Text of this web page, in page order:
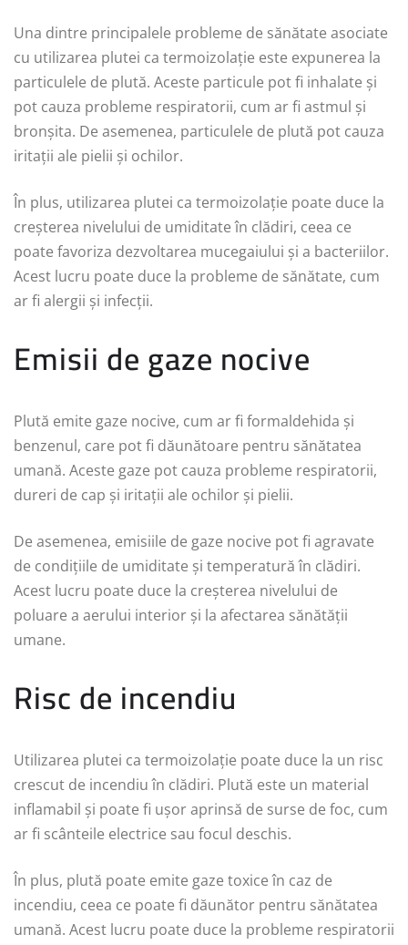
Una dintre principalele probleme de sănătate asociate
cu utilizarea plutei ca termoizolație este expunerea la
particulele de plută. Aceste particule pot fi inhalate și
pot cauza probleme respiratorii, cum ar fi astmul și
bronșita. De asemenea, particulele de plută pot cauza
iritații ale pielii și ochilor.
În plus, utilizarea plutei ca termoizolație poate duce la
creșterea nivelului de umiditate în clădiri, ceea ce
poate favoriza dezvoltarea mucegaiului și a bacteriilor.
Acest lucru poate duce la probleme de sănătate, cum
ar fi alergii și infecții.
Emisii de gaze nocive
Plută emite gaze nocive, cum ar fi formaldehida și
benzenul, care pot fi dăunătoare pentru sănătatea
umană. Aceste gaze pot cauza probleme respiratorii,
dureri de cap și iritații ale ochilor și pielii.
De asemenea, emisiile de gaze nocive pot fi agravate
de condițiile de umiditate și temperatură în clădiri.
Acest lucru poate duce la creșterea nivelului de
poluare a aerului interior și la afectarea sănătății
umane.
Risc de incendiu
Utilizarea plutei ca termoizolație poate duce la un risc
crescut de incendiu în clădiri. Plută este un material
inflamabil și poate fi ușor aprinsă de surse de foc, cum
ar fi scânteile electrice sau focul deschis.
În plus, plută poate emite gaze toxice în caz de
incendiu, ceea ce poate fi dăunător pentru sănătatea
umană. Acest lucru poate duce la probleme respiratorii